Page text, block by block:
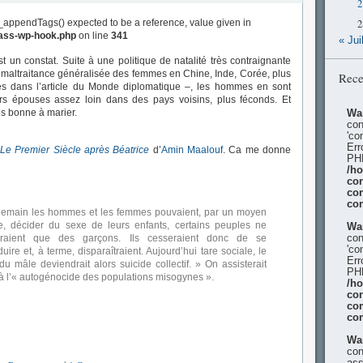
expected to be a reference, value given in
wp-hook.php on line 341
un constat. Suite à une politique de natalité très contraignante
généralisée des femmes en Chine, Inde, Corée, plus
dans l’article du Monde diplomatique –, les hommes en sont
épouses assez loin dans des pays voisins, plus féconds. Et
bonne à marier.
Le Premier Siècle après Béatrice d’Amin Maalouf. Ca me donne
les hommes et les femmes pouvaient, par un moyen
décider du sexe de leurs enfants, certains peuples ne
que des garçons. Ils cesseraient donc de se
et, à terme, disparaîtraient. Aujourd’hui tare sociale, le
mâle deviendrait alors suicide collectif. » On assisterait
l’« autogénocide des populations misogynes ».
« Juil
/
/